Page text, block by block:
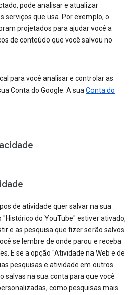
pode analisar e atualizar
serviços que usa. Por exemplo, o
projetados para ajudar você a
de conteúdo que você salvou no
para você analisar e controlar as
Conta do Google. A sua Conta do
de atividade quer salvar na sua
"Histórico do YouTube" estiver ativado,
e as pesquisa que fizer serão salvos
se lembre de onde parou e receba
E se a opção "Atividade na Web e de
pesquisas e atividade em outros
salvas na sua conta para que você
como pesquisas mais